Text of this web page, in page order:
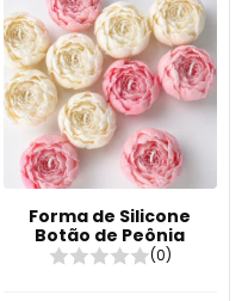
Forma de Silicone
Botão de Peônia
(0)